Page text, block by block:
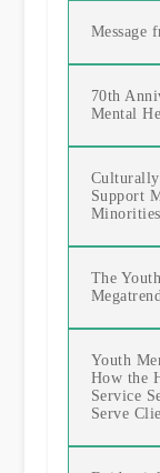
Message
70th
Mental
Support
The
Youth
How the
Service
Serve